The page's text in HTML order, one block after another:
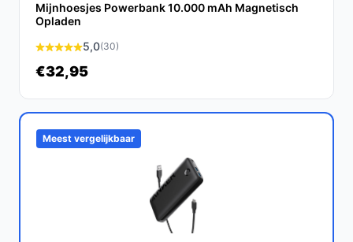
Mijnhoesjes Powerbank 10.000 mAh Magnetisch
Opladen
5,0(30)
€32,95
Meest vergelijkbaar